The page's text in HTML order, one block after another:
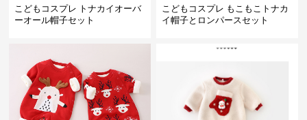
こどもコスプレ トナカイオーバ
ーオール帽子セット
こどもコスプレ もこもこトナカ
イ帽子とロンパースセット